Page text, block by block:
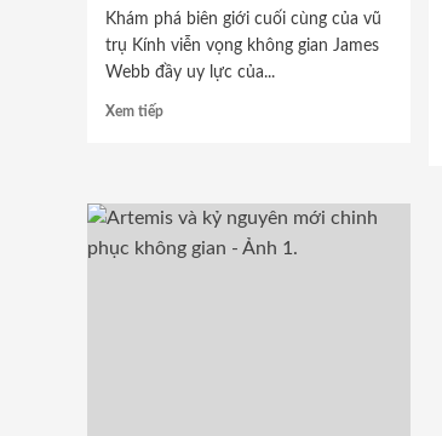
Khám phá biên giới cuối cùng của vũ
trụ Kính viễn vọng không gian James
Webb đầy uy lực của...
Xem tiếp